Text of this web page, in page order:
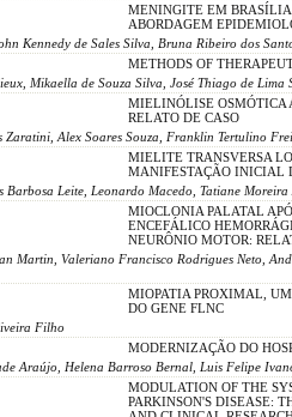
MENINGITE EM
ABORDAGEM
Kennedy de Sales Silva, Bruna Ribeiro dos
METHODS OF
Mikaella de Souza Silva, José Thiago de
MIELINÓLISE OSMÓTICA
RELATO DE CASO
Zaratini, Alex Soares Souza, Franklin Tertulino
MIELITE TRANSVERSA
MANIFESTAÇÃO INICIAL
Barbosa Leite, Leonardo Macedo, Tatiane
MIOCLONIA PALATAL
ENCEFÁLICO
NEURÔNIO MOTOR:
Martin, Valeriano Francisco Rodrigues Neto,
MIOPATIA PROXIMAL,
DO GENE FLNC
Filho
MODERNIZAÇÃO DO
Araújo, Helena Barroso Bernal, Luis Felipe
MODULATION OF THE
PARKINSON'S DISEASE: